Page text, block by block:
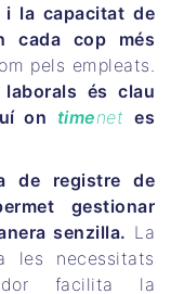
i la capacitat de
cada cop més
pels empleats.
laborals és clau
on timenet es
de registre de
gestionar
senzilla. La
les necessitats
facilita la